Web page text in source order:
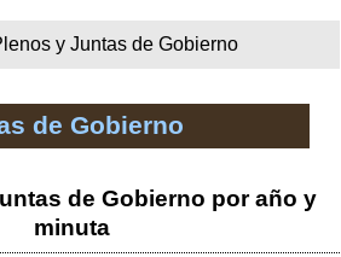
y Juntas de Gobierno
de Gobierno
de Gobierno por año y
minuta